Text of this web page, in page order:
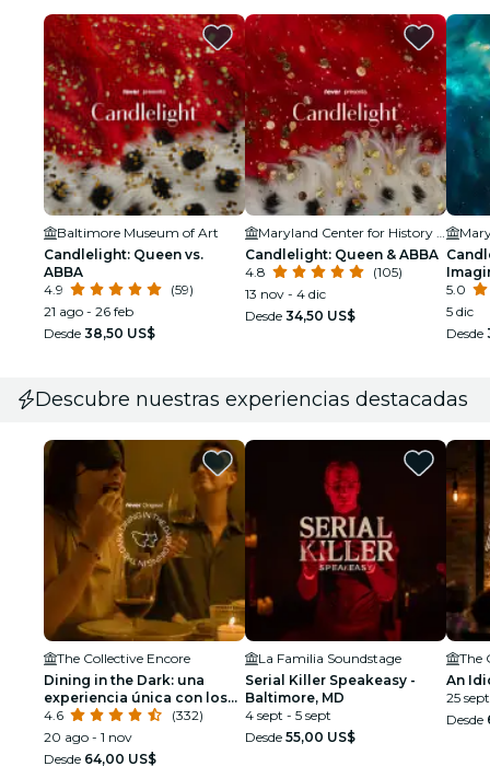
Baltimore Museum of Art
Candlelight: Queen vs.
ABBA
4.9
(59)
21 ago - 26 feb
Desde 38,50 US$
Candlelight: Queen & ABBA
4.8
(105)
13 nov - 4 dic
Desde 34,50 US$
5.0
5 dic
Desde
Descubre nuestras experiencias destacadas
The Collective Encore
Dining in the Dark: una
experiencia única con los
ojos vendados
4.6
(332)
20 ago - 1 nov
Desde 64,00 US$
La Familia Soundstage
Serial Killer Speakeasy -
Baltimore, MD
4 sept - 5 sept
Desde 55,00 US$
The
An
25
Desde